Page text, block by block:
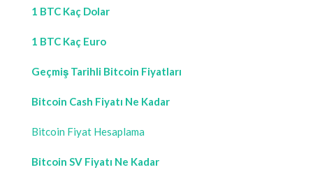
1 BTC Kaç Dolar
1 BTC Kaç Euro
Geçmiş Tarihli Bitcoin Fiyatları
Bitcoin Cash Fiyatı Ne Kadar
Bitcoin Fiyat Hesaplama
Bitcoin SV Fiyatı Ne Kadar